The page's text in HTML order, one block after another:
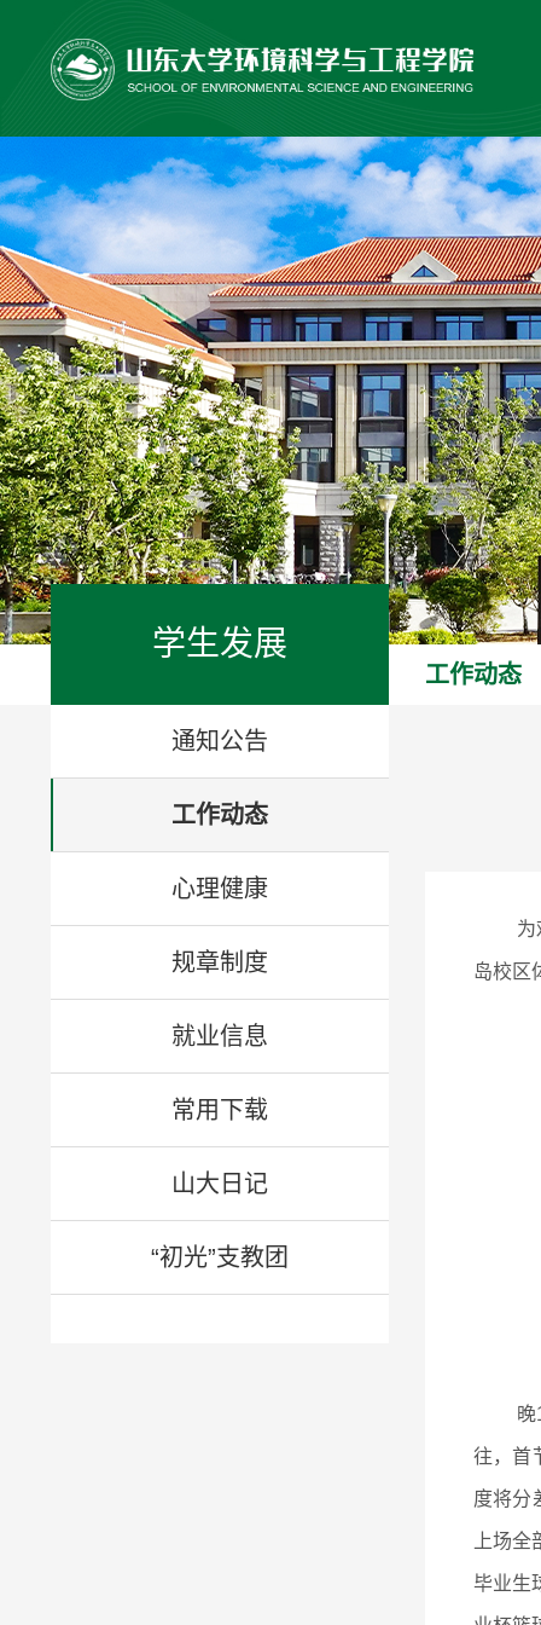
学生发展
通知公告
工作动态
心理健康
规章制度
就业信息
常用下载
山大日记
“初光”支教团
工作动态
为
岛校区
往，首
度将分
上场
毕业生